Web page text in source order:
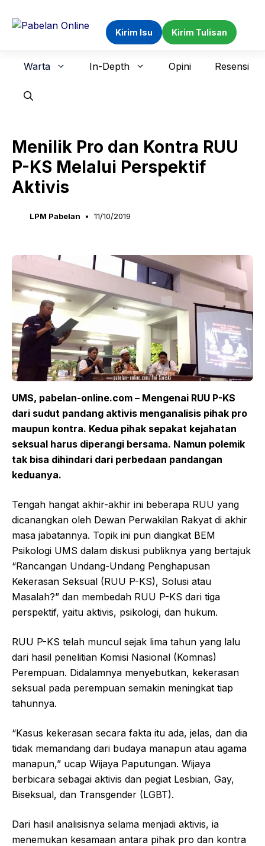
Kirim Isu Kirim Tulisan
Warta In-Depth Opini Resensi
Menilik Pro dan Kontra RUU
P-KS Melalui Perspektif
Aktivis
LPM Pabelan 11/10/2019
UMS, pabelan-online.com – Mengenai RUU P-KS
dari sudut pandang aktivis menganalisis pihak pro
maupun kontra. Kedua pihak sepakat kejahatan
seksual harus diperangi bersama. Namun polemik
tak bisa dihindari dari perbedaan pandangan
keduanya.
Tengah hangat akhir-akhir ini beberapa RUU yang
dicanangkan oleh Dewan Perwakilan Rakyat di akhir
masa jabatannya. Topik ini pun diangkat BEM
Psikologi UMS dalam diskusi publiknya yang bertajuk
“Rancangan Undang-Undang Penghapusan
Kekerasan Seksual (RUU P-KS), Solusi atau
Masalah?” dan membedah RUU P-KS dari tiga
perspektif, yaitu aktivis, psikologi, dan hukum.
RUU P-KS telah muncul sejak lima tahun yang lalu
dari hasil penelitian Komisi Nasional (Komnas)
Perempuan. Didalamnya menyebutkan, kekerasan
seksual pada perempuan semakin meningkat tiap
tahunnya.
“Kasus kekerasan secara fakta itu ada, jelas, dan dia
tidak memandang dari budaya manapun atau agama
manapun,” ucap Wijaya Paputungan. Wijaya
berbicara sebagai aktivis dan pegiat Lesbian, Gay,
Biseksual, dan Transgender (LGBT).
Dari hasil analisisnya selama menjadi aktivis, ia
menemukan kesamaan antara pihak pro dan kontra